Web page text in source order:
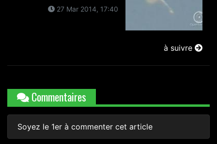
27 Mar 2014, 17:40
à suivre
Commentaires
Soyez le 1er à commenter cet article